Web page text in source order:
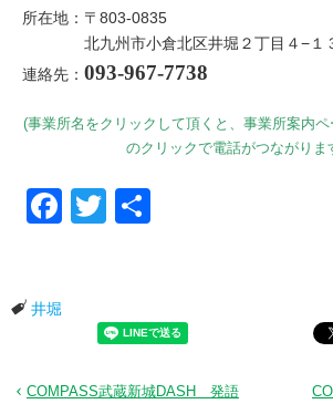
所在地：〒803-0835
北九州市小倉北区井堀２丁目４−１
連絡先： 093-967-7738
(事業所名をクリックして頂くと、事業所案内
のクリックで電話がつながりま
FacebookTwitter
井堀
COMPASS武蔵新城DASH 発語